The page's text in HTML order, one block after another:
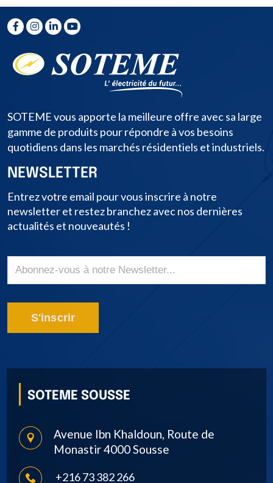
SOTEME vous apporte la meilleure offre avec sa large
gamme de produits pour répondre à vos besoins
quotidiens dans les marchés résidentiels et industriels.
NEWSLETTER
Entrez votre email pour vous inscrire à notre
newsletter et restez branchez avec nos dernières
actualités et nouveautés !
S'inscrir
SOTEME SOUSSE
Avenue Ibn Khaldoun, Route de
Monastir 4000 Sousse
+216 73 382 266